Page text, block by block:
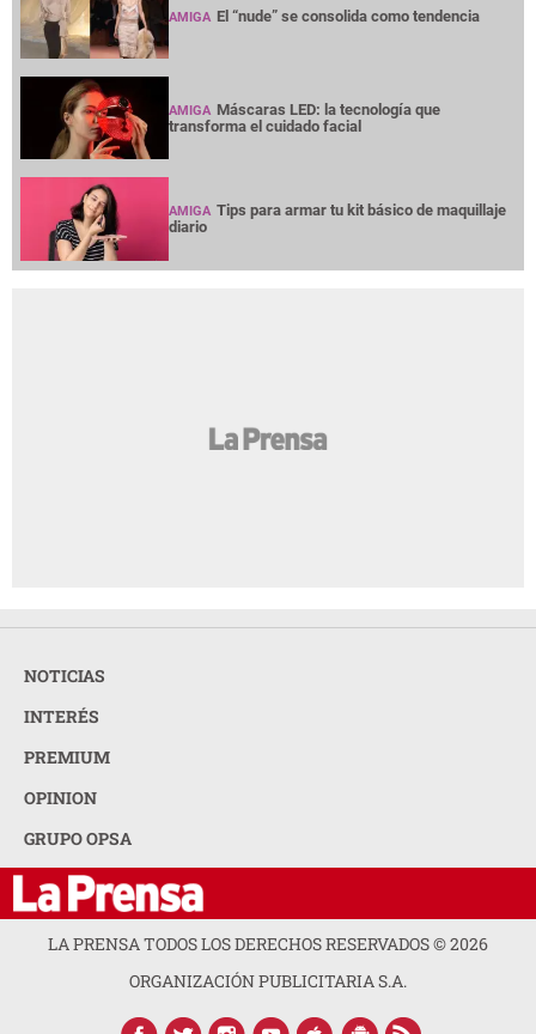
AMIGA El “nude” se consolida como tendencia
AMIGA Máscaras LED: la tecnología que
transforma el cuidado facial
AMIGA Tips para armar tu kit básico de maquillaje
diario
NOTICIAS
INTERÉS
PREMIUM
OPINION
GRUPO OPSA
LA PRENSA TODOS LOS DERECHOS RESERVADOS ©2026
ORGANIZACIÓN PUBLICITARIA S.A.